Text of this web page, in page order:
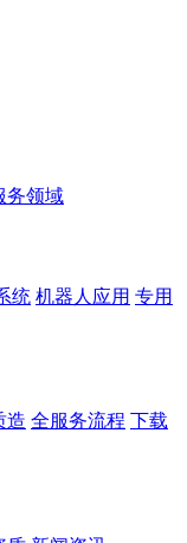
务领域
统 机器人应用 专用
造 全服务流程 下载